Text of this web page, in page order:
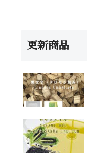
更新商品